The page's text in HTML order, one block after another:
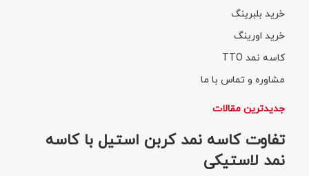
خرید بلبرینگ
خرید اورینگ
کاسه نمد TTO
مشاوره و تماس با ما
جدیدترین مقالات
تفاوت کاسه نمد کربن استیل با کاسه
نمد لاستیکی